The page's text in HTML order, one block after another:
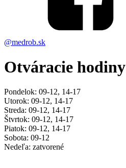
@medrob.sk
Otváracie hodiny
Pondelok: 09-12, 14-17
Utorok: 09-12, 14-17
Streda: 09-12, 14-17
Štvrtok: 09-12, 14-17
Piatok: 09-12, 14-17
Sobota: 09-12
Nedeľa: zatvorené